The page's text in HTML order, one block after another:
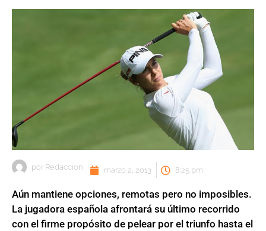
por Redaccion marzo 2, 2013 8:25 pm
Aún mantiene opciones, remotas pero no imposibles.
La jugadora española afrontará su último recorrido
con el firme propósito de pelear por el triunfo hasta el